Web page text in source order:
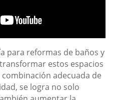
para reformas de baños y
estos espacios
adecuada de
se logra no solo